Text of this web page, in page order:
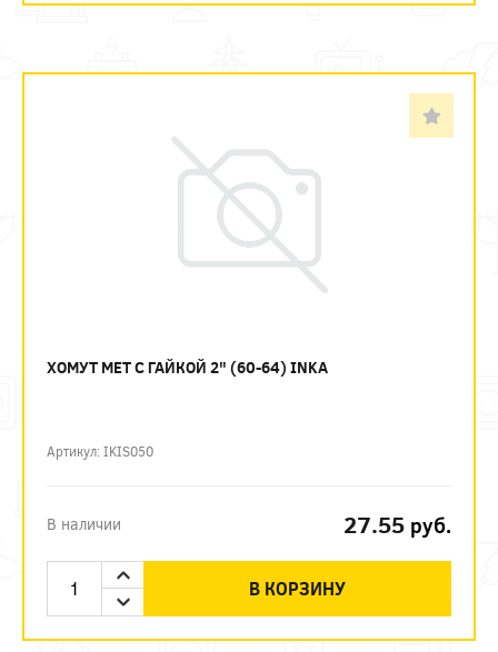
ХОМУТ МЕТ С ГАЙКОЙ 2" (60-64) INKA
Артикул: IKIS050
В наличии 27.55 руб.
В КОРЗИНУ